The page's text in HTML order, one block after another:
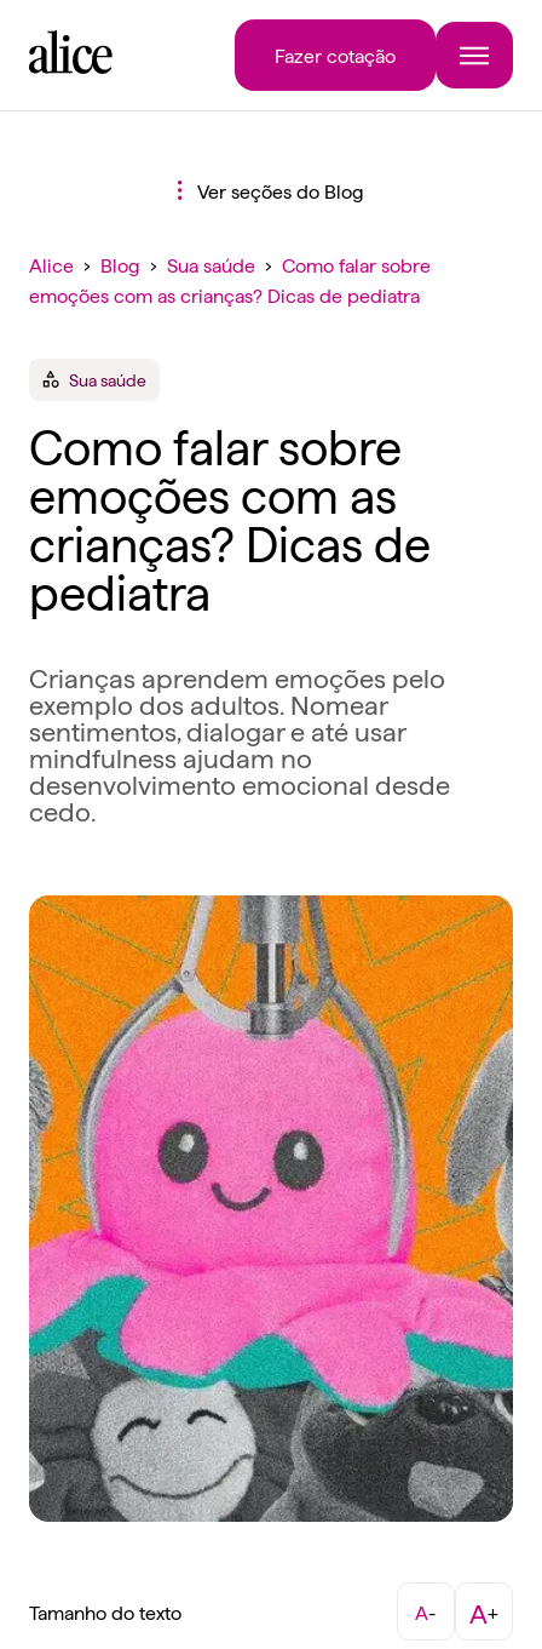
Fazer cotação
Ver seções do Blog
Alice › Blog › Sua saúde › Como falar sobre
emoções com as crianças? Dicas de pediatra
Sua saúde
Como falar sobre
emoções com as
crianças? Dicas de
pediatra
Crianças aprendem emoções pelo
exemplo dos adultos. Nomear
sentimentos, dialogar e até usar
mindfulness ajudam no
desenvolvimento emocional desde
cedo.
Tamanho do texto A- A+